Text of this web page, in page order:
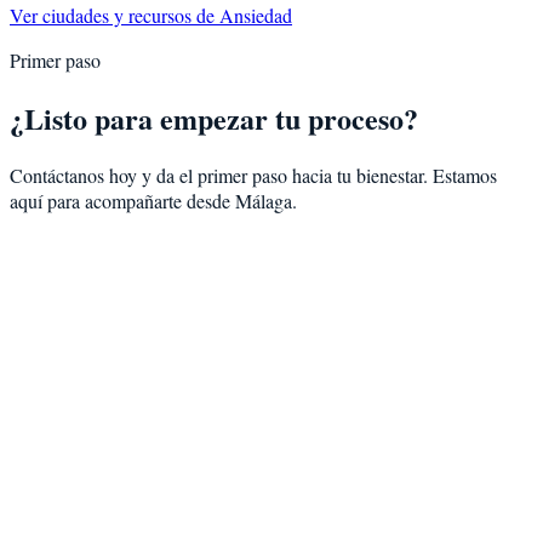
Ver ciudades y recursos de Ansiedad
Primer paso
¿Listo para empezar tu proceso?
Contáctanos hoy y da el primer paso hacia tu bienestar. Estamos
aquí para acompañarte desdeMálaga.